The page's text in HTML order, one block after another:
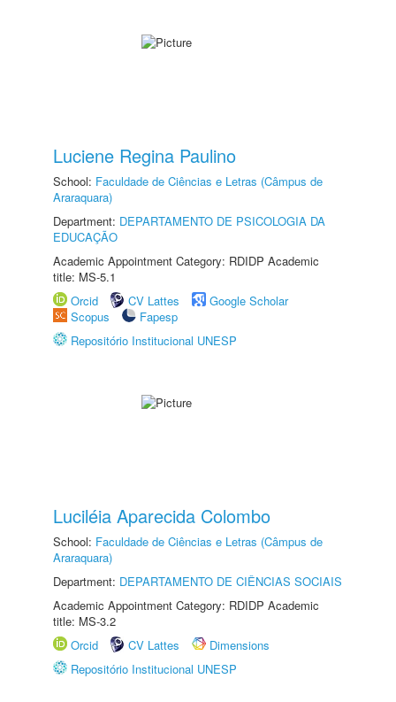
Luciene Regina Paulino
School: Faculdade de Ciências e Letras (Câmpus de
Araraquara)
Department: DEPARTAMENTO DE PSICOLOGIA DA
EDUCAÇÃO
Academic Appointment Category: RDIDP Academic
title: MS-5.1
Orcid
CV Lattes
Google Scholar
Scopus
Fapesp
Repositório Institucional UNESP
Luciléia Aparecida Colombo
School: Faculdade de Ciências e Letras (Câmpus de
Araraquara)
Department: DEPARTAMENTO DE CIÊNCIAS SOCIAIS
Academic Appointment Category: RDIDP Academic
title: MS-3.2
Orcid
CV Lattes
Dimensions
Repositório Institucional UNESP